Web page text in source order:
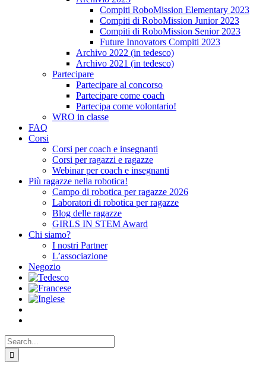
Compiti RoboMission Elementary 2023
Compiti di RoboMission Junior 2023
Compiti di RoboMission Senior 2023
Future Innovators Compiti 2023
Archivo 2022 (in tedesco)
Archivo 2021 (in tedesco)
Partecipare
Partecipare al concorso
Partecipare come coach
Partecipa come volontario!
WRO in classe
FAQ
Corsi
Corsi per coach e insegnanti
Corsi per ragazzi e ragazze
Webinar per coach e insegnanti
Più ragazze nella robotica!
Campo di robotica per ragazze 2026
Laboratori di robotica per ragazze
Blog delle ragazze
GIRLS IN STEM Award
Chi siamo?
I nostri Partner
L’associazione
Negozio
Search
for: